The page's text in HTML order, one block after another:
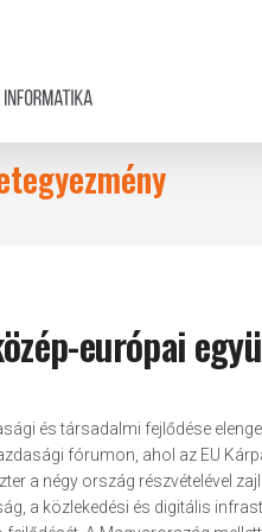
európai
és társadalmi fejlődése
fórumon, ahol az EU
a négy ország részvételével
a közlekedési és digitális